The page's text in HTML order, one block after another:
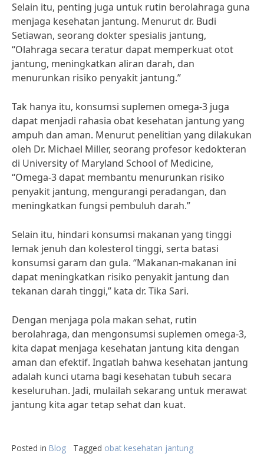
Selain itu, penting juga untuk rutin berolahraga guna
menjaga kesehatan jantung. Menurut dr. Budi
Setiawan, seorang dokter spesialis jantung,
“Olahraga secara teratur dapat memperkuat otot
jantung, meningkatkan aliran darah, dan
menurunkan risiko penyakit jantung.”
Tak hanya itu, konsumsi suplemen omega-3 juga
dapat menjadi rahasia obat kesehatan jantung yang
ampuh dan aman. Menurut penelitian yang dilakukan
oleh Dr. Michael Miller, seorang profesor kedokteran
di University of Maryland School of Medicine,
“Omega-3 dapat membantu menurunkan risiko
penyakit jantung, mengurangi peradangan, dan
meningkatkan fungsi pembuluh darah.”
Selain itu, hindari konsumsi makanan yang tinggi
lemak jenuh dan kolesterol tinggi, serta batasi
konsumsi garam dan gula. “Makanan-makanan ini
dapat meningkatkan risiko penyakit jantung dan
tekanan darah tinggi,” kata dr. Tika Sari.
Dengan menjaga pola makan sehat, rutin
berolahraga, dan mengonsumsi suplemen omega-3,
kita dapat menjaga kesehatan jantung kita dengan
aman dan efektif. Ingatlah bahwa kesehatan jantung
adalah kunci utama bagi kesehatan tubuh secara
keseluruhan. Jadi, mulailah sekarang untuk merawat
jantung kita agar tetap sehat dan kuat.
Posted in Blog Tagged obat kesehatan jantung